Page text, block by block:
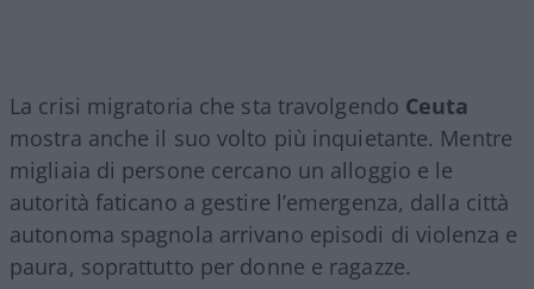
La crisi migratoria che sta travolgendo Ceuta
mostra anche il suo volto più inquietante. Mentre
migliaia di persone cercano un alloggio e le
autorità faticano a gestire l’emergenza, dalla città
autonoma spagnola arrivano episodi di violenza e
paura, soprattutto per donne e ragazze.